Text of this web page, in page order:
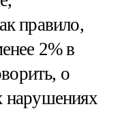
правило,
2% в
о
нарушениях